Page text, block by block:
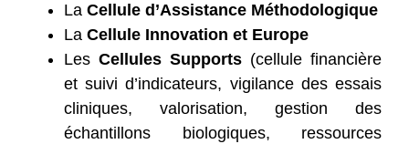
La Cellule d’Assistance Méthodologique
La Cellule Innovation et Europe
Les Cellules Supports (cellule financière
et suivi d’indicateurs, vigilance des essais
cliniques, valorisation, gestion des
échantillons biologiques, ressources